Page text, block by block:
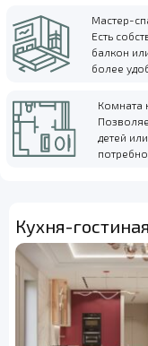
Мастер-
Есть
балкон
более
Комната
детей
Кухня-гостиная